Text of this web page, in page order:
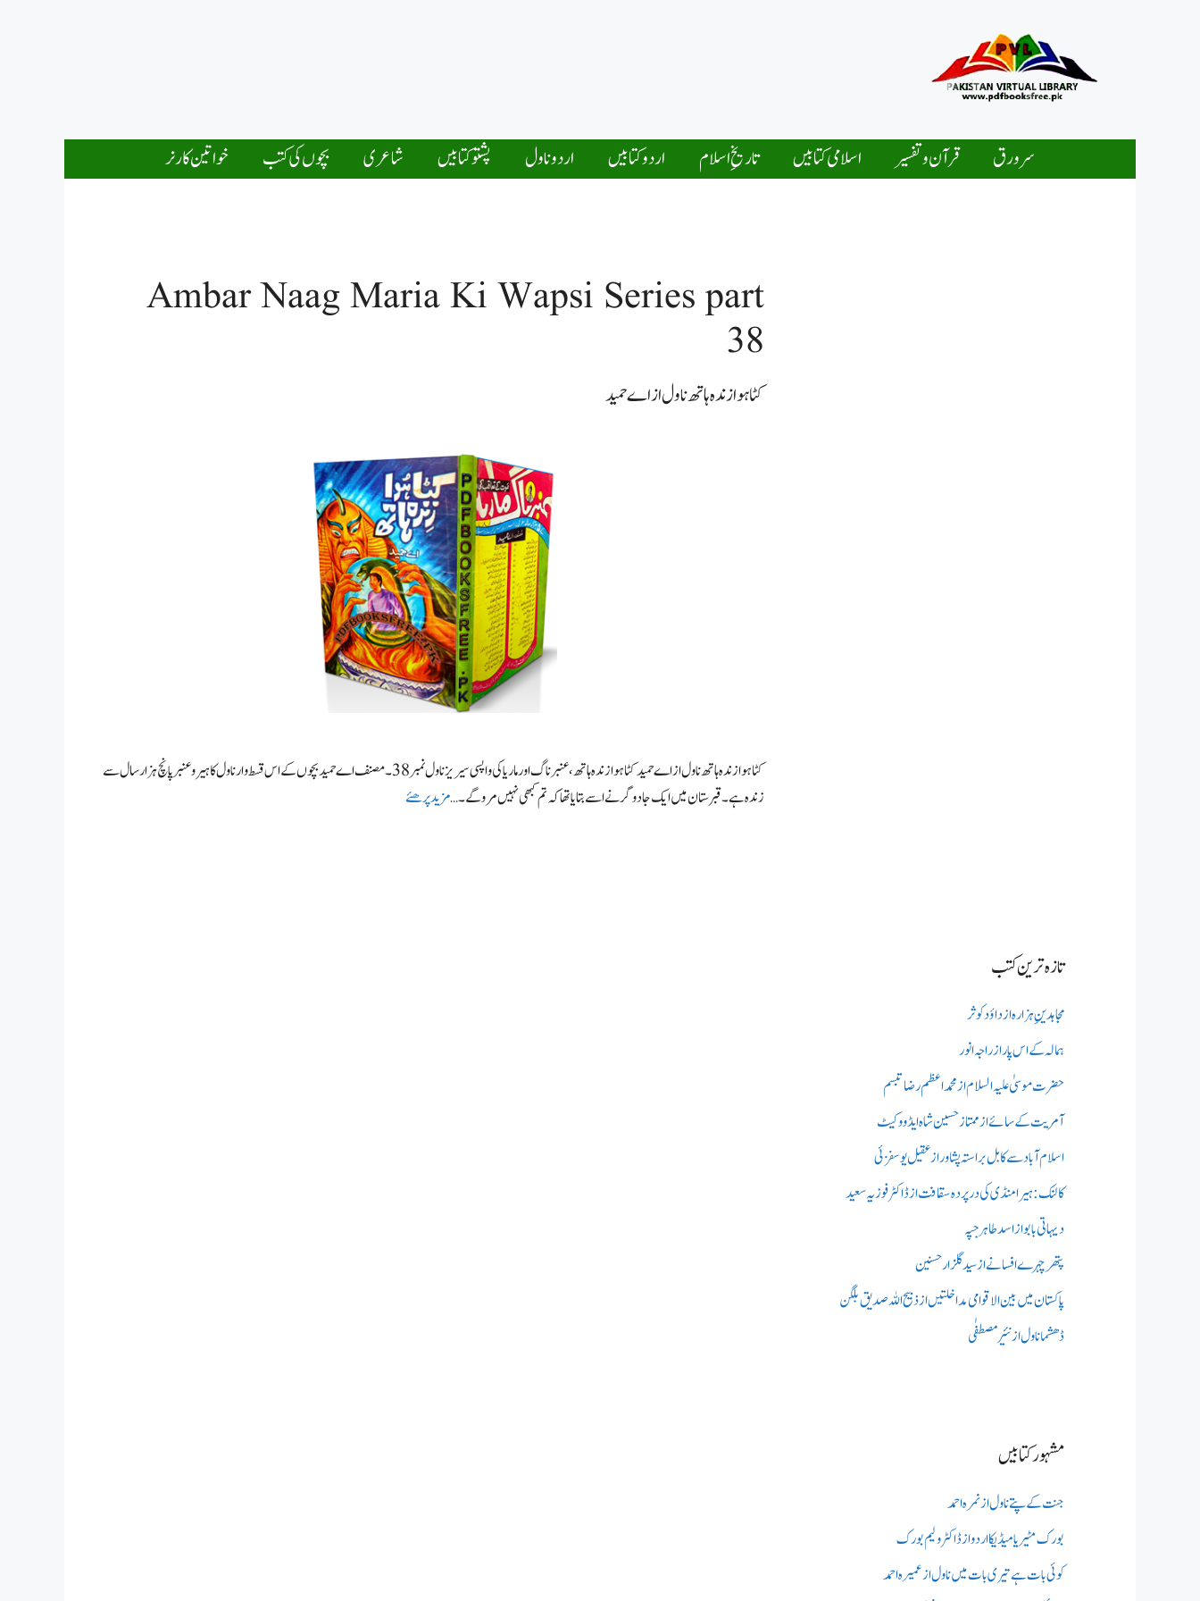
سرورق قرآن و تفسیر اسلامی کتابیں تاریخِ اسلام اردو کتابیں اردو ناول پشتو کتابیں شاعری بچوں کی کتب خواتین کارنر
Ambar Naag Maria Ki Wapsi Series part
38
کٹا ہوا زندہ ہاتھ ناول از اے حمید
کٹا ہوا زندہ ہاتھ ناول از اے حمید کٹاہوازندہ ہاتھ، عنبر ناگ اور ماریا کی واپسی سیریز ناول نمبر38۔ مصنف اے حمید بچوں کے اس قسط وار ناول کا ہیرو عنبر پانچ ہزار سال سے
زندہ ہے۔ قبرستان میں ایک جادوگر نے اسے بتایا تھا کہ تم کبھی نہیں مروگے۔ …مزید پرھئے
تازہ ترین کتب
مجاہدینِ ہزارہ از داؤد کوثر
ہمالہ کے اس پار از راجہ انور
حضرت موسیٰ علیہ السلام از محمد اعظم رضا تبسم
آمریت کے سائے از ممتاز حسین شاہ ایڈووکیٹ
اسلام آباد سے کابل براستہ پشاور از عقیل یوسفزئی
کالنک: ہیرا منڈی کی در پردہ سقافت از ڈاکٹر فوزیہ سعید
دیہاتی بابو از اسد طاہر جپہ
پتھر چہرے افسانے از سید گلزار حسنین
پاکستان میں بین الاقوامی مداخلتیں از ذبیح اللہ صدیق بلگن
ڈھشما ناول از نئیر مصطفٰی
مشہور کتابیں
جنت کے پتے ناول از نمرہ احمد
بورک مٹیریا میڈیکااردو از ڈاکٹر ولیم بورک
کوئی بات ہے تیری بات میں ناول از عمیرہ احمد